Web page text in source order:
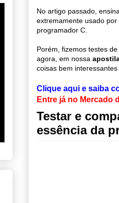
No artigo passado,
extremamente usado
programador C.
Porém, fizemos testes
agora, em nossa
coisas bem
Clique aqui e saiba
Entre já no Mercado
Testar e
essência da